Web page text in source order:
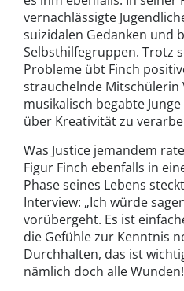
vernachlässigte
suizidalen Gedanken und
Selbsthilfegruppen. Trotz
Probleme übt Finch
strauchelnde Mitschülerin
musikalisch begabte
über Kreativität zu
Was Justice jemandem
Figur Finch ebenfalls in
Phase seines Lebens
Interview: „Ich würde
vorübergeht. Es ist
die Gefühle zur Kenntnis
Durchhalten, das ist
nämlich doch alle